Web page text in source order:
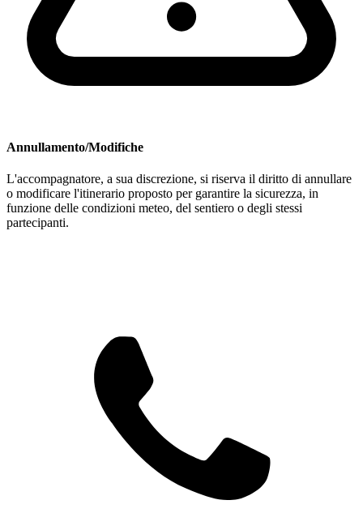
Annullamento/Modifiche
L'accompagnatore, a sua discrezione, si riserva il diritto di annullare
o modificare l'itinerario proposto per garantire la sicurezza, in
funzione delle condizioni meteo, del sentiero o degli stessi
partecipanti.